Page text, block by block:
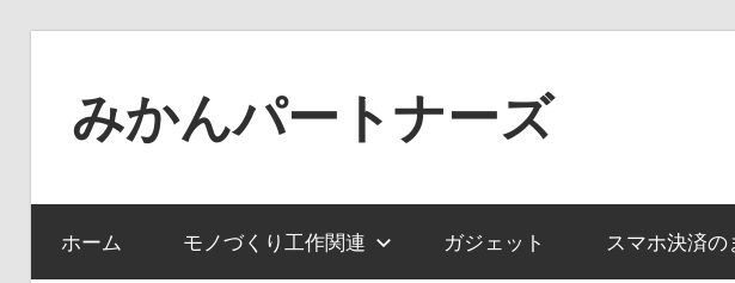
みかんパートナーズ
ー
ジ
ホーム モノづくり工作関連 ガジェット スマホ決済の